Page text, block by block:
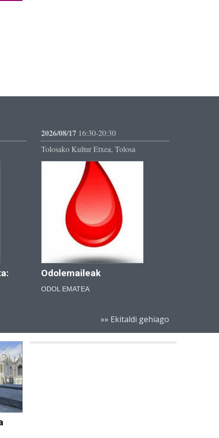
2026/08/1716:30-20:30
Tolosako Kultur Etxea, Tolosa
Odolemaileak
ODOL EMATEA
»» Ekitaldi gehiago